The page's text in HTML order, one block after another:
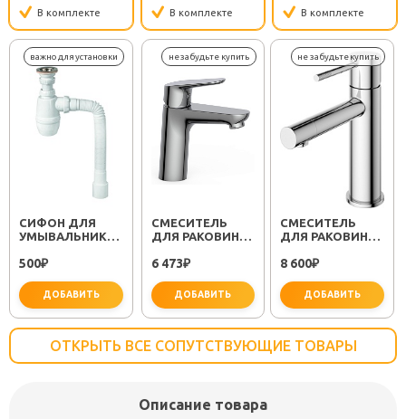
В комплекте В комплекте В комплекте
важно для установки
СИФОН ДЛЯ
УМЫВАЛЬНИКА
(30718050)
500₽
ДОБАВИТЬ
не забудьте купить
СМЕСИТЕЛЬ
ДЛЯ РАКОВИНЫ
TOK-SEM-1011
6 473₽
ДОБАВИТЬ
СМЕСИТЕЛЬ
ДЛЯ РАКОВИНЫ
LS2-01-W0 ХРОМ
8 600₽
ДОБАВИТЬ
ОТКРЫТЬ ВСЕ СОПУТСТВУЮЩИЕ ТОВАРЫ
Описание товара